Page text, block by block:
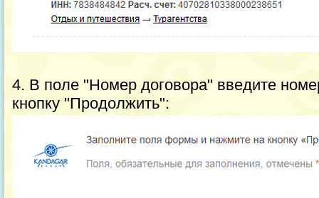
4. В поле "Номер договора" введите
кнопку "Продолжить":